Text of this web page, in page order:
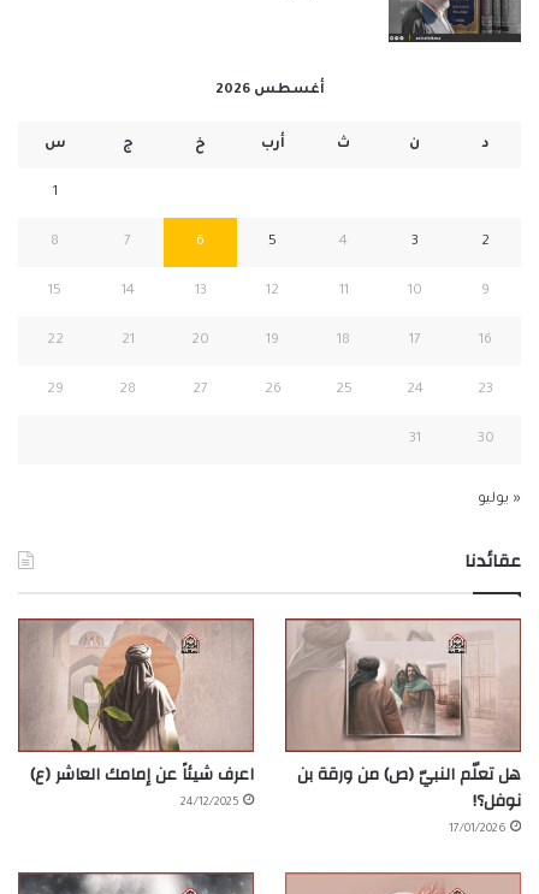
أغسطس 2026
د ن ث أرب خ ج س
1
2
3
4
5
6
7
8
9
10
11
12
13
14
15
16
17
18
19
20
21
22
23
24
25
26
27
28
29
30
31
« يوليو
عقائدنا
هل تعلّم النبيّ (ص) من ورقة بن
نوفل؟!
17/01/2026
اعرف شيئاً عن إمامك العاشر (ع)
24/12/2025